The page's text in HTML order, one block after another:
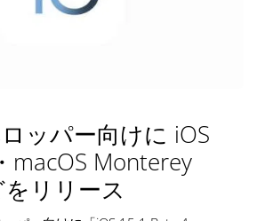
ッパー向けに iOS
macOS Monterey
リリース